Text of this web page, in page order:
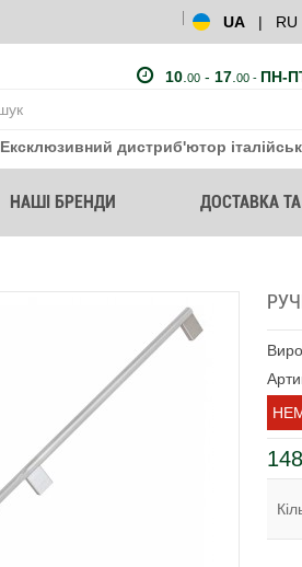
UA | RU
10. 00- 17. 00 - ПН-
Ексклюзивний дистриб'ютор
НАШІ БРЕНДИ ДОСТАВКА